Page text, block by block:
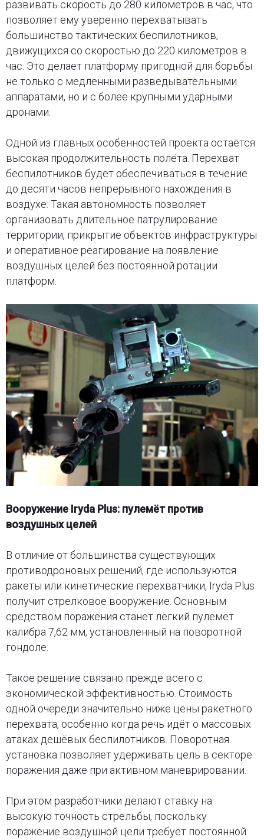
развивать скорость до 280 километров в час, что
позволяет ему уверенно перехватывать
большинство тактических беспилотников,
движущихся со скоростью до 220 километров в
час. Это делает платформу пригодной для борьбы
не только с медленными разведывательными
аппаратами, но и с более крупными ударными
дронами.
Одной из главных особенностей проекта остаётся
высокая продолжительность полёта. Перехват
беспилотников будет обеспечиваться в течение
до десяти часов непрерывного нахождения в
воздухе. Такая автономность позволяет
организовать длительное патрулирование
территории, прикрытие объектов инфраструктуры
и оперативное реагирование на появление
воздушных целей без постоянной ротации
платформ.
Вооружение Iryda Plus: пулемёт против
воздушных целей
В отличие от большинства существующих
противодроновых решений, где используются
ракеты или кинетические перехватчики, Iryda Plus
получит стрелковое вооружение. Основным
средством поражения станет лёгкий пулемёт
калибра 7,62 мм, установленный на поворотной
гондоле.
Такое решение связано прежде всего с
экономической эффективностью. Стоимость
одной очереди значительно ниже цены ракетного
перехвата, особенно когда речь идёт о массовых
атаках дешёвых беспилотников. Поворотная
установка позволяет удерживать цель в секторе
поражения даже при активном маневрировании.
При этом разработчики делают ставку на
высокую точность стрельбы, поскольку
поражение воздушной цели требует постоянной